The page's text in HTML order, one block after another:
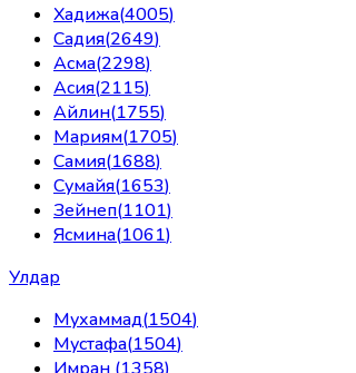
Хадижа(4005)
Садия(2649)
Асма(2298)
Асия(2115)
Айлин(1755)
Мариям(1705)
Самия(1688)
Сумайя(1653)
Зейнеп(1101)
Ясмина(1061)
Улдар
Мухаммад(1504)
Мустафа(1504)